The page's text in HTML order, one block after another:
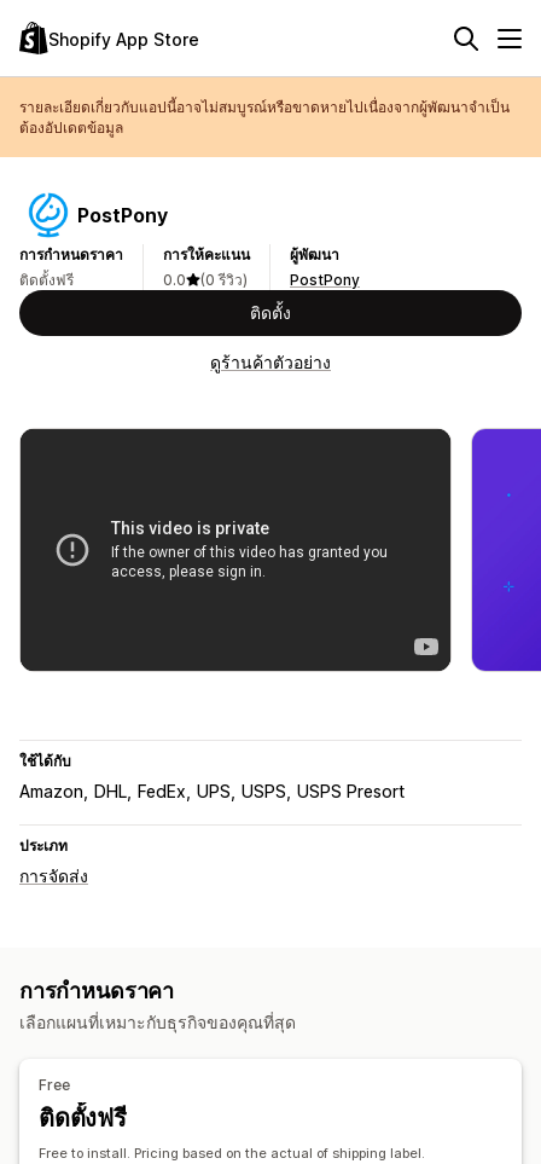
Shopify App Store
รายละเอียดเกี่ยวกับแอปนี้อาจไม่สมบูรณ์หรือขาดหายไปเนื่องจากผู้พัฒนาจำเป็น
ต้องอัปเดตข้อมูล
PostPony
การกำหนดราคา
ติดตั้งฟรี
การให้คะแนน
0.0
(0 รีวิว)
ผู้พัฒนา
PostPony
ติดตั้ง
ดูร้านค้าตัวอย่าง
ใช้ได้กับ
Amazon DHL FedEx UPS USPS USPS Presort
ประเภท
การจัดส่ง
การกำหนดราคา
เลือกแผนที่เหมาะกับธุรกิจของคุณที่สุด
Free
ติดตั้งฟรี
Free to install. Pricing based on the actual of shipping label.